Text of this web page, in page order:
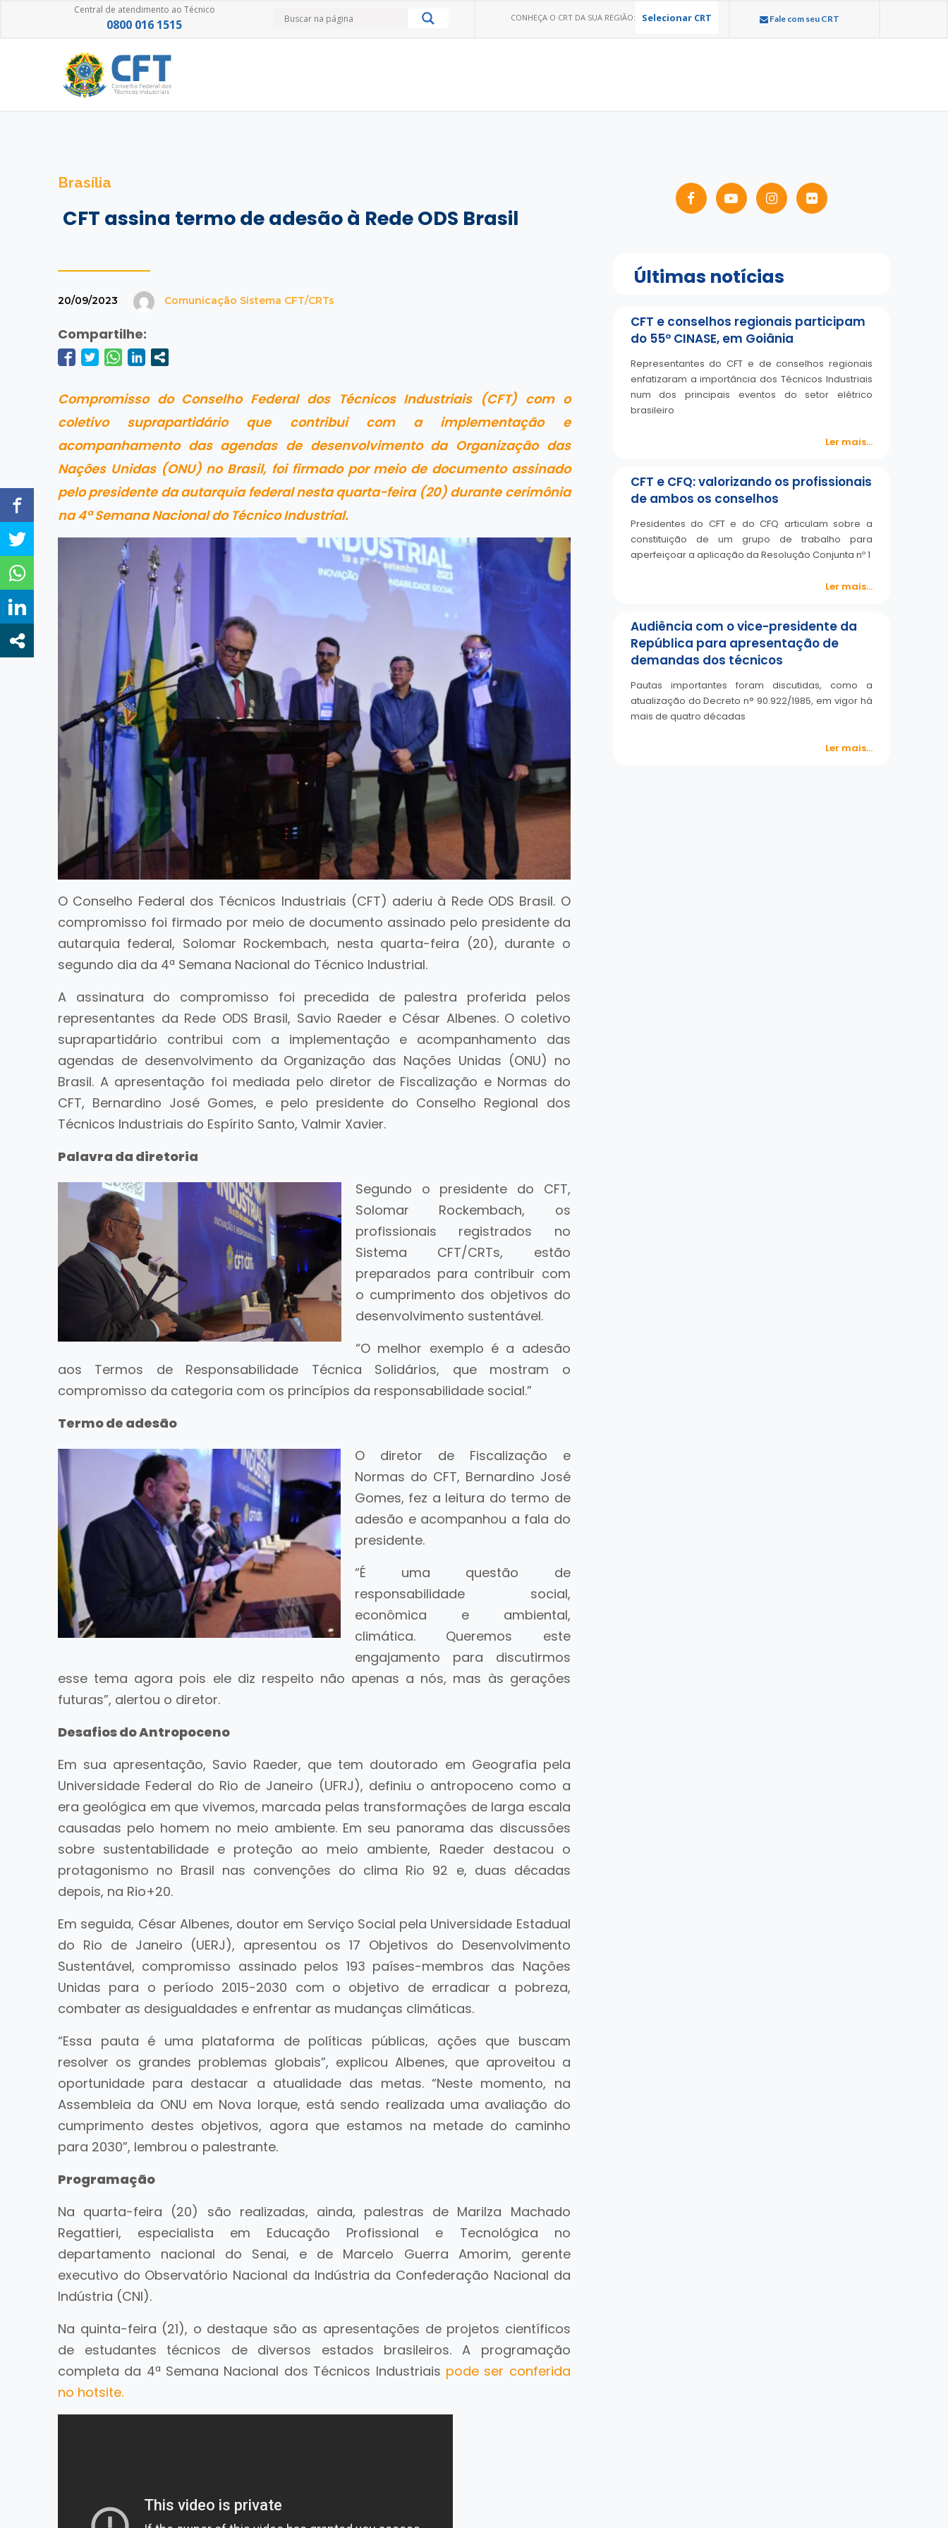
Central de atendimento ao Técnico
0800 016 1515 CONHEÇA O CRT DA SUA REGIÃO: Selecionar CRT Fale com seu CRT
Brasília
CFT assina termo de adesão à Rede ODS Brasil
20/09/2023 Comunicação Sistema CFT/CRTs
Compartilhe:
Compromisso do Conselho Federal dos Técnicos Industriais (CFT) com o
coletivo suprapartidário que contribui com a implementação e
acompanhamento das agendas de desenvolvimento da Organização das
Nações Unidas (ONU) no Brasil, foi firmado por meio de documento assinado
pelo presidente da autarquia federal nesta quarta-feira (20) durante cerimônia
na 4ª Semana Nacional do Técnico Industrial.
O Conselho Federal dos Técnicos Industriais (CFT) aderiu à Rede ODS Brasil. O
compromisso foi firmado por meio de documento assinado pelo presidente da
autarquia federal, Solomar Rockembach, nesta quarta-feira (20), durante o
segundo dia da 4ª Semana Nacional do Técnico Industrial.
A assinatura do compromisso foi precedida de palestra proferida pelos
representantes da Rede ODS Brasil, Savio Raeder e César Albenes. O coletivo
suprapartidário contribui com a implementação e acompanhamento das
agendas de desenvolvimento da Organização das Nações Unidas (ONU) no
Brasil. A apresentação foi mediada pelo diretor de Fiscalização e Normas do
CFT, Bernardino José Gomes, e pelo presidente do Conselho Regional dos
Técnicos Industriais do Espírito Santo, Valmir Xavier.
Palavra da diretoria
Segundo o presidente do CFT,
Solomar Rockembach, os
profissionais registrados no
Sistema CFT/CRTs, estão
preparados para contribuir com
o cumprimento dos objetivos do
desenvolvimento sustentável.
“O melhor exemplo é a adesão
aos Termos de Responsabilidade Técnica Solidários, que mostram o
compromisso da categoria com os princípios da responsabilidade social.”
Termo de adesão
O diretor de Fiscalização e
Normas do CFT, Bernardino José
Gomes, fez a leitura do termo de
adesão e acompanhou a fala do
presidente.
“É uma questão de
responsabilidade social,
econômica e ambiental,
climática. Queremos este
engajamento para discutirmos
esse tema agora pois ele diz respeito não apenas a nós, mas às gerações
futuras”, alertou o diretor.
Desafios do Antropoceno
Em sua apresentação, Savio Raeder, que tem doutorado em Geografia pela
Universidade Federal do Rio de Janeiro (UFRJ), definiu o antropoceno como a
era geológica em que vivemos, marcada pelas transformações de larga escala
causadas pelo homem no meio ambiente. Em seu panorama das discussões
sobre sustentabilidade e proteção ao meio ambiente, Raeder destacou o
protagonismo no Brasil nas convenções do clima Rio 92 e, duas décadas
depois, na Rio+20.
Em seguida, César Albenes, doutor em Serviço Social pela Universidade Estadual
do Rio de Janeiro (UERJ), apresentou os 17 Objetivos do Desenvolvimento
Sustentável, compromisso assinado pelos 193 países-membros das Nações
Unidas para o período 2015-2030 com o objetivo de erradicar a pobreza,
combater as desigualdades e enfrentar as mudanças climáticas.
“Essa pauta é uma plataforma de políticas públicas, ações que buscam
resolver os grandes problemas globais”, explicou Albenes, que aproveitou a
oportunidade para destacar a atualidade das metas. “Neste momento, na
Assembleia da ONU em Nova Iorque, está sendo realizada uma avaliação do
cumprimento destes objetivos, agora que estamos na metade do caminho
para 2030”, lembrou o palestrante.
Programação
Na quarta-feira (20) são realizadas, ainda, palestras de Marilza Machado
Regattieri, especialista em Educação Profissional e Tecnológica no
departamento nacional do Senai, e de Marcelo Guerra Amorim, gerente
executivo do Observatório Nacional da Indústria da Confederação Nacional da
Indústria (CNI).
Na quinta-feira (21), o destaque são as apresentações de projetos científicos
de estudantes técnicos de diversos estados brasileiros. A programação
completa da 4ª Semana Nacional dos Técnicos Industriais pode ser conferida
no hotsite.
Últimas notícias
CFT e conselhos regionais participam
do 55º CINASE, em Goiânia
Representantes do CFT e de conselhos regionais
enfatizaram a importância dos Técnicos Industriais
num dos principais eventos do setor elétrico
brasileiro
Ler mais...
CFT e CFQ: valorizando os profissionais
de ambos os conselhos
Presidentes do CFT e do CFQ articulam sobre a
constituição de um grupo de trabalho para
aperfeiçoar a aplicação da Resolução Conjunta nº 1
Ler mais...
Audiência com o vice-presidente da
República para apresentação de
demandas dos técnicos
Pautas importantes foram discutidas, como a
atualização do Decreto n° 90.922/1985, em vigor há
mais de quatro décadas
Ler mais...